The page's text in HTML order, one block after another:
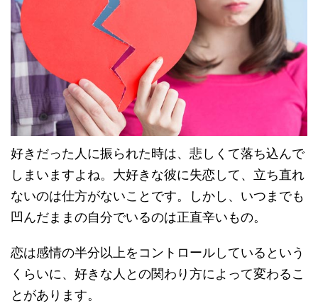
好きだった人に振られた時は、悲しくて落ち込んで
しまいますよね。大好きな彼に失恋して、立ち直れ
ないのは仕方がないことです。しかし、いつまでも
凹んだままの自分でいるのは正直辛いもの。
恋は感情の半分以上をコントロールしているという
くらいに、好きな人との関わり方によって変わるこ
とがあります。